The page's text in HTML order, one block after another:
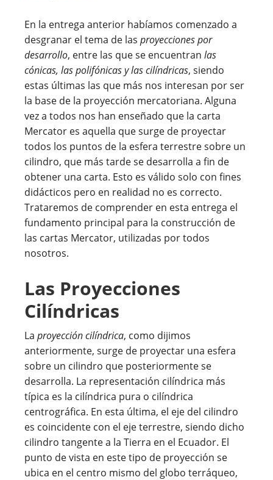
En la entrega anterior habíamos comenzado a
desgranar el tema de las proyecciones por
desarrollo, entre las que se encuentran las
cónicas, las polifónicas y las cilíndricas, siendo
estas últimas las que más nos interesan por ser
la base de la proyección mercatoriana. Alguna
vez a todos nos han enseñado que la carta
Mercator es aquella que surge de proyectar
todos los puntos de la esfera terrestre sobre un
cilindro, que más tarde se desarrolla a fin de
obtener una carta. Esto es válido solo con fines
didácticos pero en realidad no es correcto.
Trataremos de comprender en esta entrega el
fundamento principal para la construcción de
las cartas Mercator, utilizadas por todos
nosotros.
Las Proyecciones
Cilíndricas
La proyección cilíndrica, como dijimos
anteriormente, surge de proyectar una esfera
sobre un cilindro que posteriormente se
desarrolla. La representación cilíndrica más
típica es la cilíndrica pura o cilíndrica
centrográfica. En esta última, el eje del cilindro
es coincidente con el eje terrestre, siendo dicho
cilindro tangente a la Tierra en el Ecuador. El
punto de vista en este tipo de proyección se
ubica en el centro mismo del globo terráqueo,